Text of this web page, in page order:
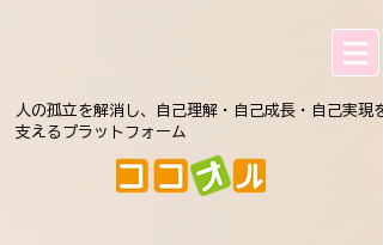
人の孤立を解消し、自己理解・自己成長・自己実現を
支えるプラットフォーム